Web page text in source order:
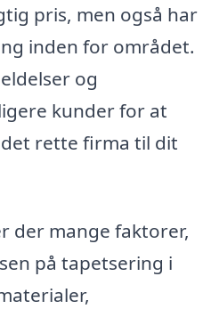
pris, men også har
inden for området.
og
kunder for at
rette firma til dit
der mange faktorer,
på tapetsering i